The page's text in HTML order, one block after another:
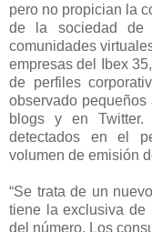
pero no propician la
de la sociedad de
comunidades
empresas del Ibex
de perfiles
observado pequeños
blogs y en
detectados en el
volumen de emisión
“Se trata de un
tiene la exclusiva de
del número. Los